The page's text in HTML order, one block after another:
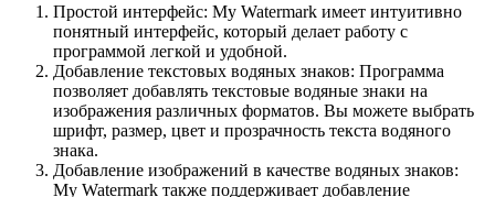
Простой интерфейс: My Watermark имеет интуитивно
понятный интерфейс, который делает работу с
программой легкой и удобной.
Добавление текстовых водяных знаков: Программа
позволяет добавлять текстовые водяные знаки на
изображения различных форматов. Вы можете выбрать
шрифт, размер, цвет и прозрачность текста водяного
знака.
Добавление изображений в качестве водяных знаков:
My Watermark также поддерживает добавление